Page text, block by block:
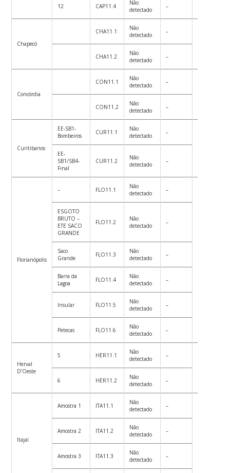
12 CAP11.4
Não
detectado
–
Chapecó
CHA11.1
Não
detectado
–
CHA11.2
Não
detectado
–
Concórdia
CON11.1
Não
detectado
–
CON11.2
Não
detectado
–
Curitibanos
EE-SB1-
Bombeiros
CUR11.1
Não
detectado
–
EE-
SB1/SB4-
Final
CUR11.2
Não
detectado
–
Florianópolis
– FLO11.1
Não
detectado
–
ESGOTO
BRUTO –
ETE SACO
GRANDE
FLO11.2
Não
detectado
–
Saco
Grande
FLO11.3
Não
detectado
–
Barra da
Lagoa
FLO11.4
Não
detectado
–
Insular FLO11.5
Não
detectado
–
Petecas FLO11.6
Não
detectado
–
Herval
D’Oeste
5 HER11.1
Não
detectado
–
6
HER11.2
Não
detectado
–
Itajaí
Amostra 1 ITA11.1
Não
detectado
–
Amostra 2 ITA11.2
Não
detectado
–
Amostra 3 ITA11.3
Não
detectado
–